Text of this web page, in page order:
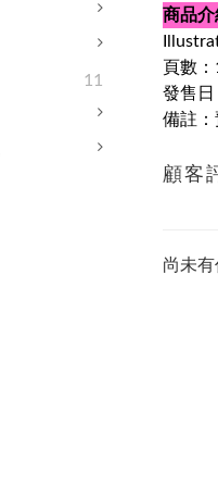
11
商品介
頁數
發售
備註
顧客
尚未